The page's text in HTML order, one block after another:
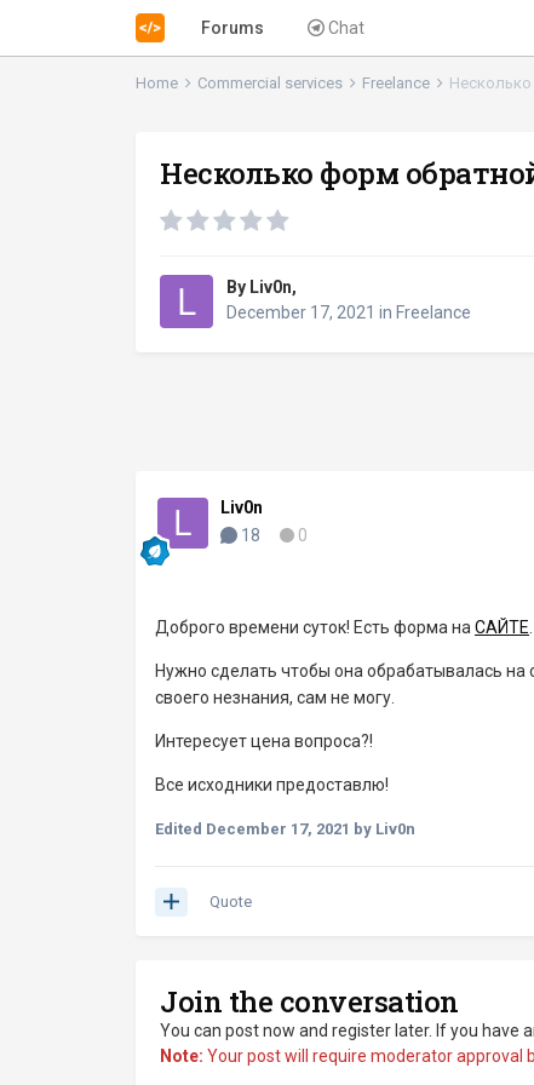
Forums Chat
Home Commercial services Freelance
Несколько форм
By Liv0n,
December 17, 2021 in Freelance
Liv0n
18
0
Доброго времени суток! Есть форма наСАЙТЕ.
Нужно сделать чтобы она обрабатывалась на
своего незнания, сам не могу.
Интересует цена вопроса?!
Все исходники предоставлю!
Edited December 17, 2021 by Liv0n
Quote
Join the conversation
You can post now and register later. If you have
Note: Your post will require moderator approval